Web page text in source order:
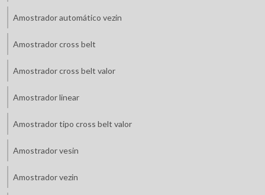
Amostrador automático vezin
Amostrador cross belt
Amostrador cross belt valor
Amostrador linear
Amostrador tipo cross belt valor
Amostrador vesin
Amostrador vezin